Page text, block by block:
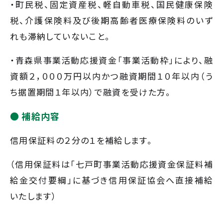
・町民税、固定資産税、軽自動車税、国民健康保険
税、介護保険料及び後期高齢者医療保険料のいず
れも滞納していないこと。
・青森県事業活動応援資金「事業活動枠」により、融
資額２，０００万円以内かつ融資期間１０年以内（う
ち据置期間１年以内）で融資を受けた方。
補給内容
信用保証料の２分の１を補給します。
（信用保証料は「七戸町事業活動応援資金保証料補
給金交付要綱」に基づき信用保証協会へ直接補給
いたします）